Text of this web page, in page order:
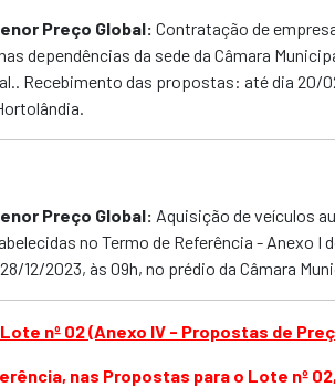
Preço Global: Contratação de
dependências da sede da Câmara
Recebimento das propostas: até dia
Preço Global: Aquisição de veículos
no Termo de Referência - Anexo
12/2023, às 09h, no prédio da Câmara
nº 02 (Anexo IV - Propostas de
nas Propostas para o Lote nº